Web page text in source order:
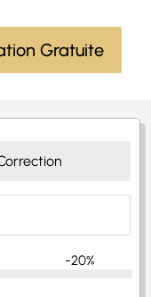
Gratuite
-20%